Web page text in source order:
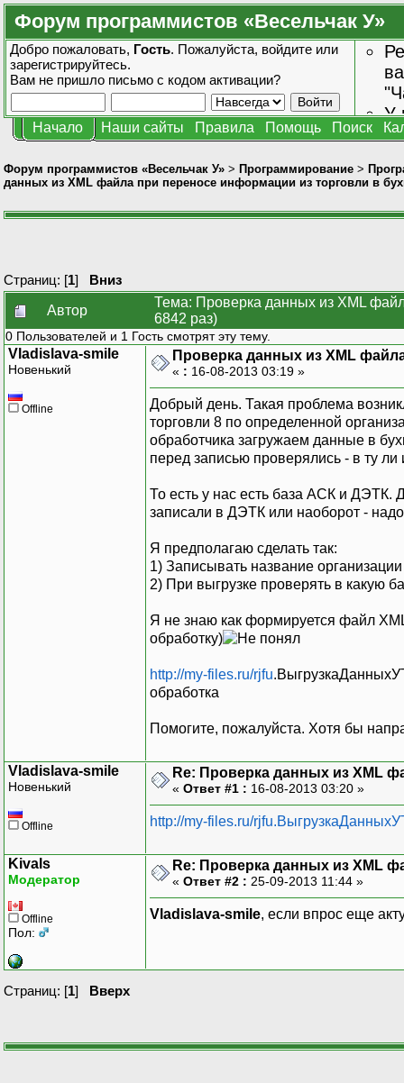
Форум программистов «Весельчак У»
Добро пожаловать, Гость. Пожалуйста, войдите или
зарегистрируйтесь.
Вам не пришло письмо с кодом активации?
У
Начало Наши сайты Правила Помощь Поиск
Форум программистов «Весельчак У» > Программирование >
данных из XML файла при переносе информации из торговли в
Страниц: [1] Вниз
Автор
Тема: Проверка данных из XML
6842 раз)
0 Пользователей и 1 Гость смотрят эту тему.
Vladislava-smile
Новенький
Offline
Проверка данных из XML
« : 16-08-2013 03:19 »
Добрый день. Такая проблема
торговли 8 по определенной
обработчика загружаем данные в
перед записью проверялись - в ту
То есть у нас есть база АСК и ДЭТК.
записали в ДЭТК или наоборот -
Я предполагаю сделать так:
1) Записывать название
2) При выгрузке проверять в какую
Я не знаю как формируется файл
обработку)
http://my-files.ru/rjfu
обработка
Помогите, пожалуйста. Хотя бы
Vladislava-smile
Новенький
Offline
Re: Проверка данных из XML
« Ответ #1 : 16-08-2013 03:20 »
http://my-files.ru/
Kivals
Модератор
Offline
Пол:
Re: Проверка данных из XML
« Ответ #2 : 25-09-2013 11:44 »
Vladislava-smile, если впрос еще
Страниц: [1] Вверх